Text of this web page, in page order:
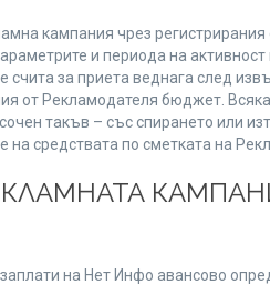
кампания чрез регистрирания
и периода на
за приета веднага след
от Рекламодателя бюджет.
такъв – със спирането или
средствата по сметката на
на Нет Инфо авансово